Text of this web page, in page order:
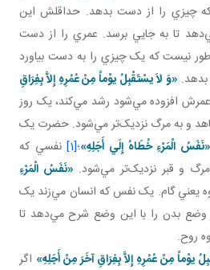
چيزي را از دست بدهد. حداقلش اين
تا به جايي برسد. عمري را از دست
نيست که يک چيزي را به دست بياورد
«وَ لاَ يسْتَقْبِلُ يوْماً مِنْ عُمُرِهِ إِلاَّ بِفِرَاقِ
افزوده مي‌شود رشد مي‌کند، يک روز
و به مرگ نزديک‌تر مي‌شود. حضرت يک
«نَفَسُ‏ الْمَرْءِ خُطَاهُ‏ إِلَي‏ أَجَلِهِ»؛[1] نفسي که
و قبر نزديک‌تر مي‌شود. «نَفَسُ‏ الْمَرْءِ
يعني گام. يک نفس که انسان مي‌زند يک
وضع بدن را با اين وضع شرح مي‌دهد تا
روح.
يوْماً مِنْ عُمُرِهِ إِلاَّ بِفِرَاقِ آخَرَ مِنْ أَجَلِهِ» اگر